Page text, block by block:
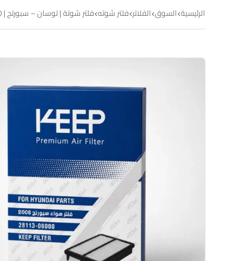
الرئيسية السوق الفلاتر فلتر شوته فلتر شوتة | توسان – سبورتج | KEEP | 28113-08000